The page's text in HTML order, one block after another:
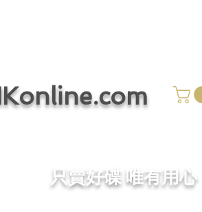
​只賣好碟 唯有用心